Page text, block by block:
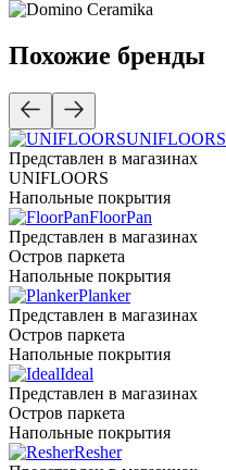
Похожие бренды
UNIFLOORS
Представлен в магазинах
UNIFLOORS
Напольные покрытия
FloorPan
Представлен в магазинах
Остров паркета
Напольные покрытия
Planker
Представлен в магазинах
Остров паркета
Напольные покрытия
Ideal
Представлен в магазинах
Остров паркета
Напольные покрытия
Resher